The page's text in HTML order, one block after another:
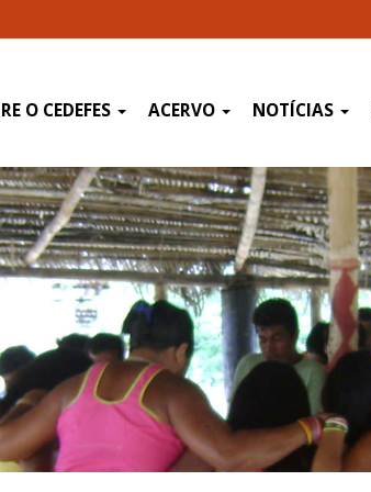
O CEDEFES ACERVO NOTÍCIAS